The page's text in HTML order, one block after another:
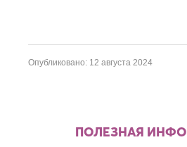
Опубликовано: 12 августа 2024
ПОЛЕЗНАЯ